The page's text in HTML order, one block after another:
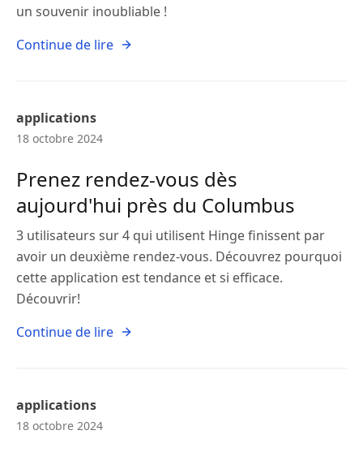
un souvenir inoubliable !
Continue de lire
applications
18 octobre 2024
Prenez rendez-vous dès
aujourd'hui près du Columbus
3 utilisateurs sur 4 qui utilisent Hinge finissent par
avoir un deuxième rendez-vous. Découvrez pourquoi
cette application est tendance et si efficace.
Découvrir!
Continue de lire
applications
18 octobre 2024